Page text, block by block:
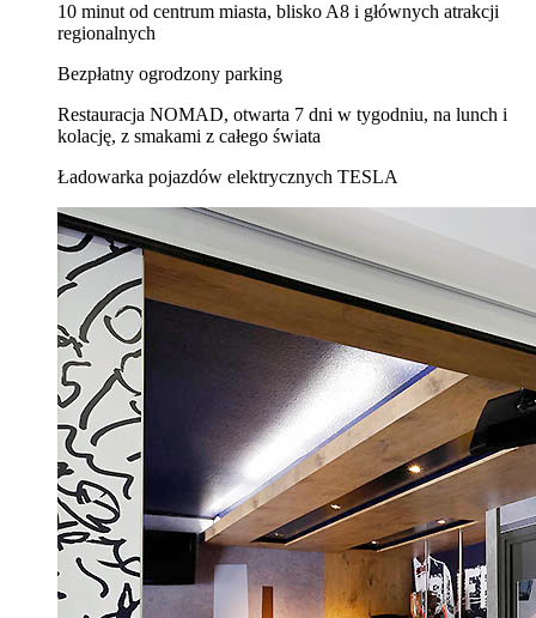
10 minut od centrum miasta, blisko A8 i głównych atrakcji
regionalnych
Bezpłatny ogrodzony parking
Restauracja NOMAD, otwarta 7 dni w tygodniu, na lunch i
kolację, z smakami z całego świata
Ładowarka pojazdów elektrycznych TESLA